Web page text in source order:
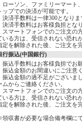
ローソン、ファミリーマート
ップでの決済が可能です。
決済手数料は一律300となりま
決済手数料はお客様負担となり
スマートフォンでのご注文の
いる方は、受信されない恐れ
定を解除された後、ご注文を
行振込(中国銀行)
振込手数料はお客様負担でお
振込金額のお間違いにご注意
振込金額の過不足がございま
ムからご連絡ください。
スマートフォンでのご注文の
いる方は、受信されない恐れ
定を解除された後、ご注文を
収書が必要な場合備考欄に